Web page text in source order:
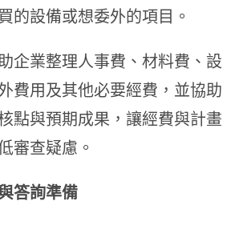
的設備或想委外的項目。
企業整理人事費、材料費、設
費用及其他必要經費，並協助
點與預期成果，讓經費與計畫
審查疑慮。
答詢準備